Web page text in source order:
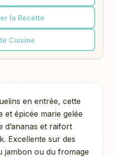
la Recette
Cuisine
en entrée, cette
et épicée marie gelée
d’ananas et raifort
Excellente sur des
jambon ou du fromage